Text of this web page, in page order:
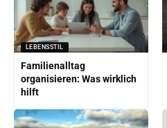
LEBENSSTIL
Familienalltag
organisieren: Was wirklich
hilft